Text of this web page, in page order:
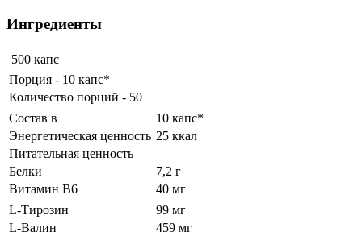
Ингредиенты
500 капс
Порция - 10 капс*
Количество порций - 50
Состав в
10 капс*
Энергетическая ценность 25 ккал
Питательная ценность
Белки
7,2 г
Витамин B6
40 мг
L-Тирозин
99 мг
L-Валин
459 мг